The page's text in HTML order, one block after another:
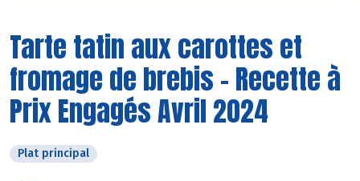
Tarte tatin aux carottes et
fromage de brebis - Recette à
Prix Engagés Avril 2024
Plat principal